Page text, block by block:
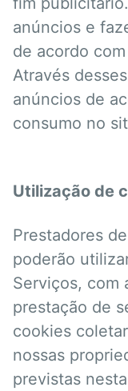
anúncios e
de acordo
Através
anúncios de
consumo no
Utilização de
Prestadores
poderão
Serviços, com
prestação de
cookies
nossas
previstas